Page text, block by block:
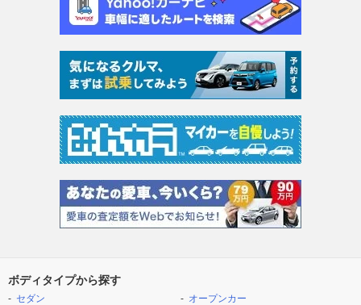
ボディタイプから探す
セダン
オープンカー